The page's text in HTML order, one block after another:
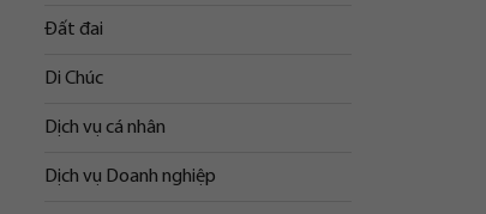
Đất đai
Di Chúc
Dịch vụ cá nhân
Dịch vụ Doanh nghiệp